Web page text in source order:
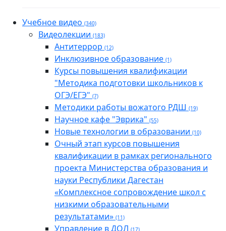
Учебное видео (340)
Видеолекции (183)
Антитеррор (12)
Инклюзивное образование (1)
Курсы повышения квалификации
"Методика подготовки школьников к
ОГЭ/ЕГЭ" (7)
Методики работы вожатого РДШ (19)
Научное кафе "Эврика" (55)
Новые технологии в образовании (10)
Очный этап курсов повышения
квалификации в рамках регионального
проекта Министерства образования и
науки Республики Дагестан
«Комплексное сопровождение школ с
низкими образовательными
результатами» (11)
Управление в ДОЛ